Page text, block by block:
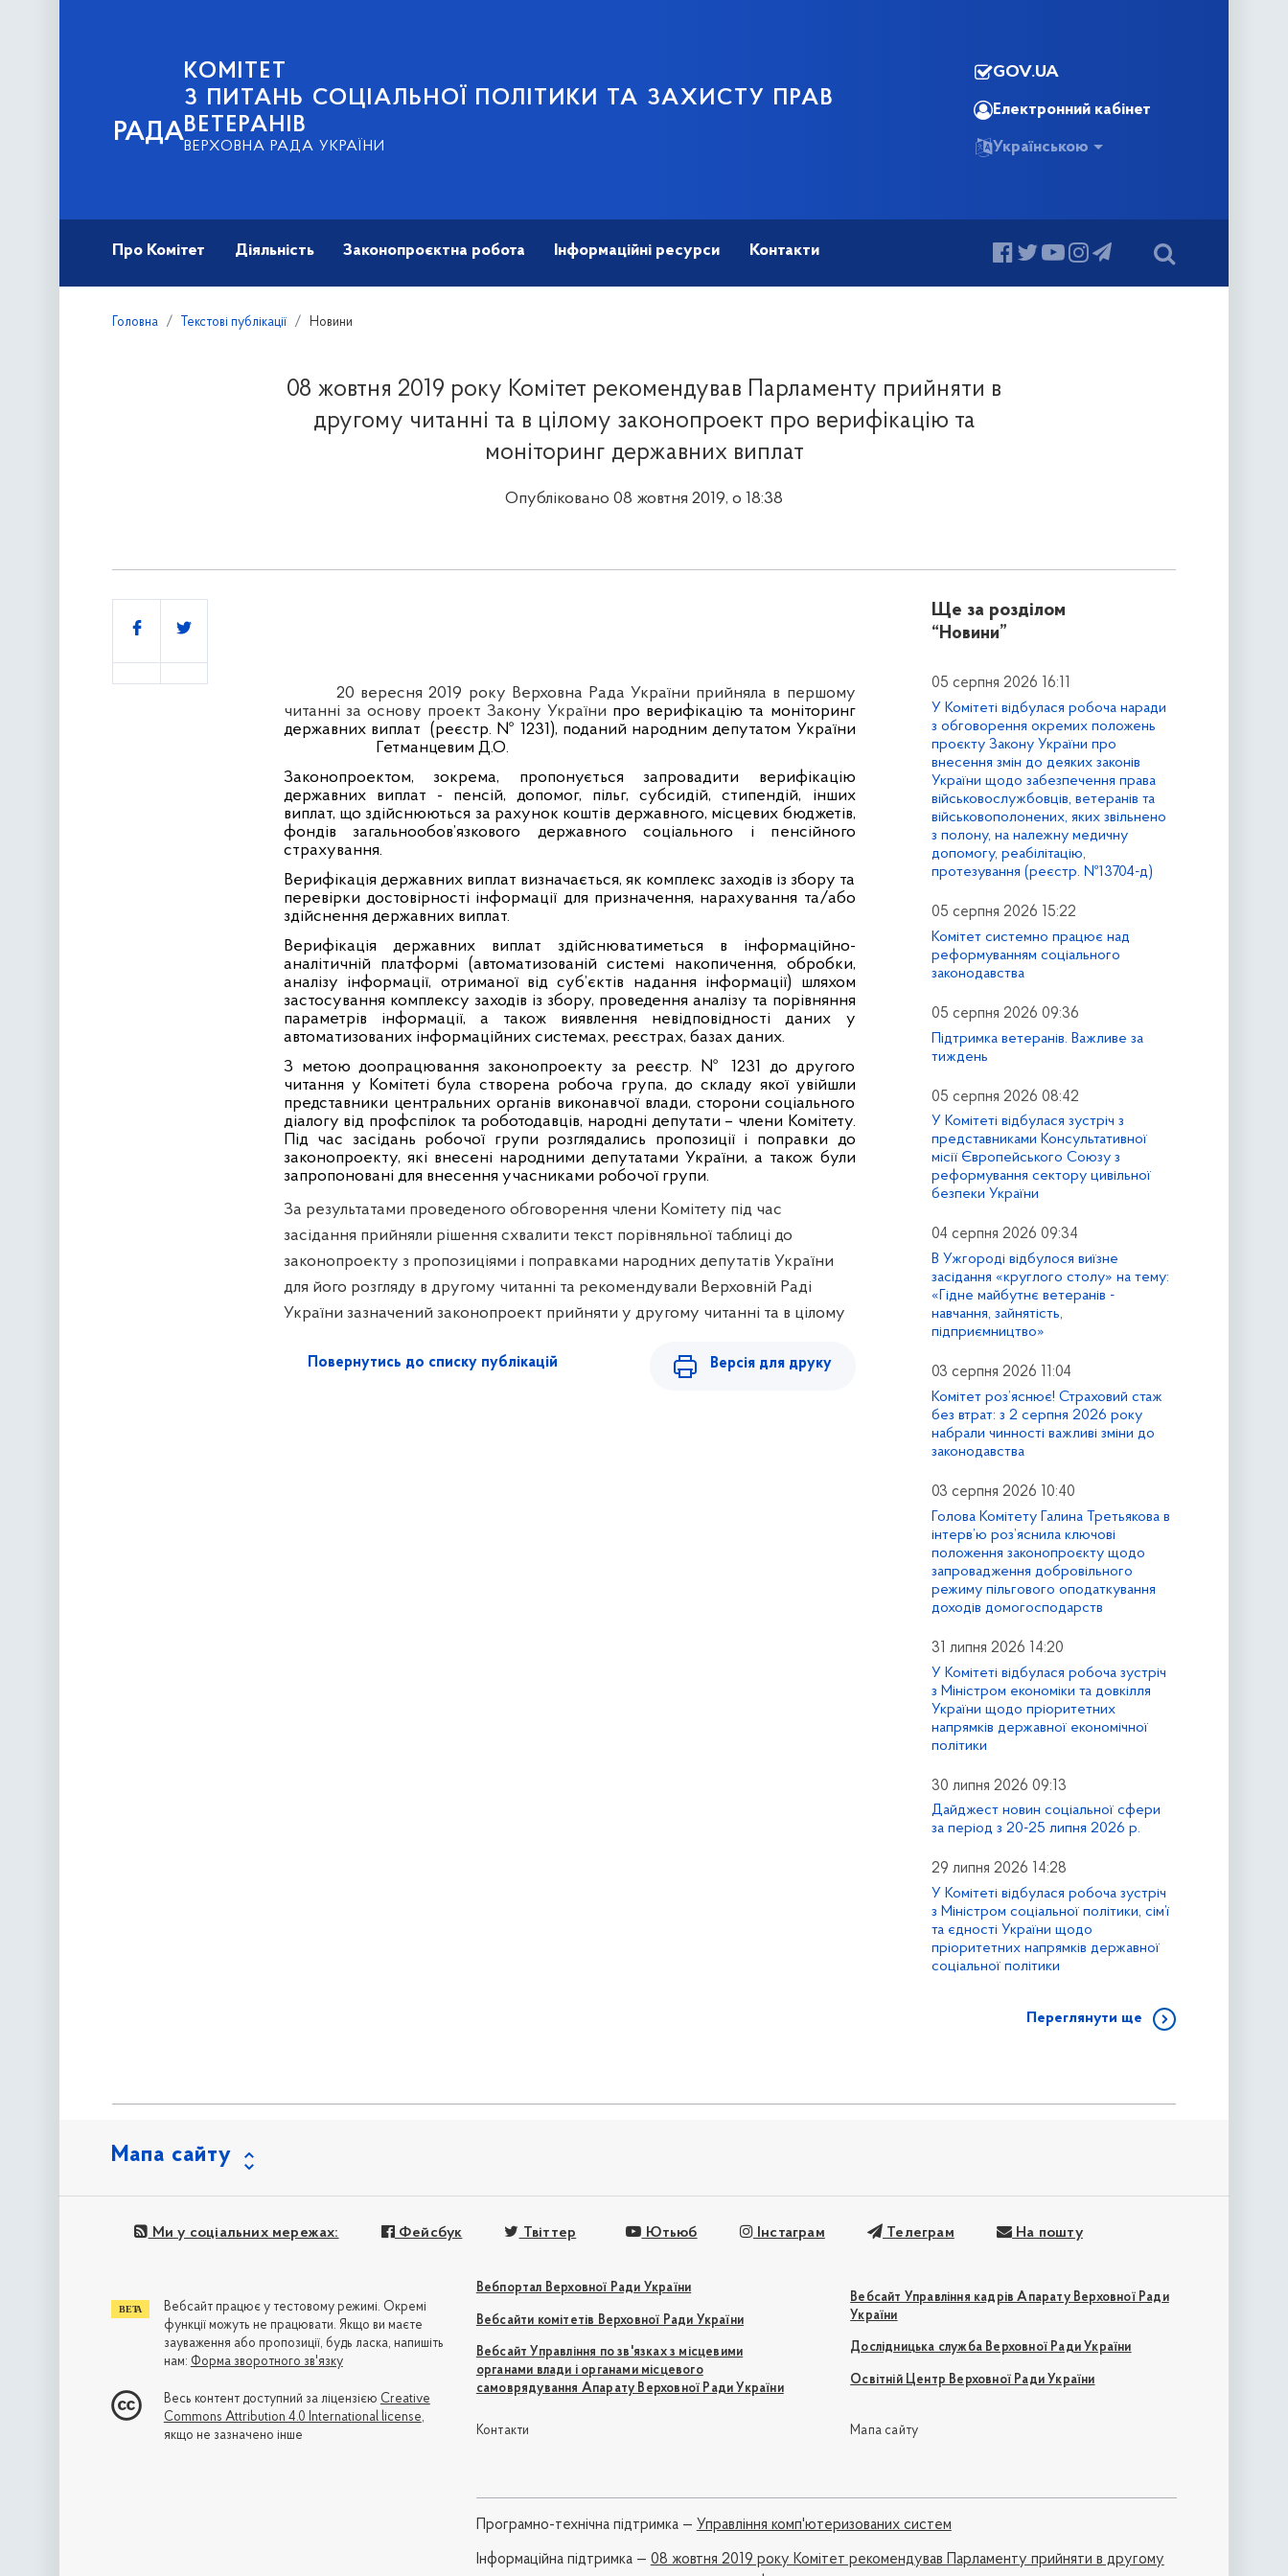
РАДА
КОМІТЕТ
З ПИТАНЬ СОЦІАЛЬНОЇ ПОЛІТИКИ ТА ЗАХИСТУ ПРАВ
ВЕТЕРАНІВ
ВЕРХОВНА РАДА УКРАЇНИ
GOV.UA
Електронний кабінет
Українською
Про Комітет Діяльність Законопроєктна робота Інформаційні ресурси Контакти
Головна Текстові публікації Новини
08 жовтня 2019 року Комітет рекомендував Парламенту прийняти в
другому читанні та в цілому законопроект про верифікацію та
моніторинг державних виплат
Опубліковано 08 жовтня 2019, о 18:38
20 вересня 2019 року Верховна Рада України прийняла в першому
читанні за основу проект Закону України про верифікацію та моніторинг
державних виплат (реєстр. № 1231), поданий народним депутатом України
Гетманцевим Д.О.
Законопроектом, зокрема, пропонується запровадити верифікацію
державних виплат - пенсій, допомог, пільг, субсидій, стипендій, інших
виплат, що здійснюються за рахунок коштів державного, місцевих бюджетів,
фондів загальнообов’язкового державного соціального і пенсійного
страхування.
Верифікація державних виплат визначається, як комплекс заходів із збору та
перевірки достовірності інформації для призначення, нарахування та/або
здійснення державних виплат.
Верифікація державних виплат здійснюватиметься в інформаційно-
аналітичній платформі (автоматизованій системі накопичення, обробки,
аналізу інформації, отриманої від суб’єктів надання інформації) шляхом
застосування комплексу заходів із збору, проведення аналізу та порівняння
параметрів інформації, а також виявлення невідповідності даних у
автоматизованих інформаційних системах, реєстрах, базах даних.
З метою доопрацювання законопроекту за реєстр. № 1231 до другого
читання у Комітеті була створена робоча група, до складу якої увійшли
представники центральних органів виконавчої влади, сторони соціального
діалогу від профспілок та роботодавців, народні депутати – члени Комітету.
Під час засідань робочої групи розглядались пропозиції і поправки до
законопроекту, які внесені народними депутатами України, а також були
запропоновані для внесення учасниками робочої групи.
За результатами проведеного обговорення члени Комітету під час
засідання прийняли рішення схвалити текст порівняльної таблиці до
законопроекту з пропозиціями і поправками народних депутатів України
для його розгляду в другому читанні та рекомендували Верховній Раді
України зазначений законопроект прийняти у другому читанні та в цілому
Поділитись
Повернутись до списку публікацій Версія для друку
Ще за розділом
“Новини”
05 серпня 2026 16:11
У Комітеті відбулася робоча наради
з обговорення окремих положень
проєкту Закону України про
внесення змін до деяких законів
України щодо забезпечення права
військовослужбовців, ветеранів та
військовополонених, яких звільнено
з полону, на належну медичну
допомогу, реабілітацію,
протезування (реєстр. №13704-д)
05 серпня 2026 15:22
Комітет системно працює над
реформуванням соціального
законодавства
05 серпня 2026 09:36
Підтримка ветеранів. Важливе за
тиждень
05 серпня 2026 08:42
У Комітеті відбулася зустріч з
представниками Консультативної
місії Європейського Союзу з
реформування сектору цивільної
безпеки України
04 серпня 2026 09:34
В Ужгороді відбулося виїзне
засідання «круглого столу» на тему:
«Гідне майбутнє ветеранів -
навчання, зайнятість,
підприємництво»
03 серпня 2026 11:04
Комітет роз’яснює! Страховий стаж
без втрат: з 2 серпня 2026 року
набрали чинності важливі зміни до
законодавства
03 серпня 2026 10:40
Голова Комітету Галина Третьякова в
інтерв’ю роз’яснила ключові
положення законопроєкту щодо
запровадження добровільного
режиму пільгового оподаткування
доходів домогосподарств
31 липня 2026 14:20
У Комітеті відбулася робоча зустріч
з Міністром економіки та довкілля
України щодо пріоритетних
напрямків державної економічної
політики
30 липня 2026 09:13
Дайджест новин соціальної сфери
за період з 20-25 липня 2026 р.
29 липня 2026 14:28
У Комітеті відбулася робоча зустріч
з Міністром соціальної політики, сім’ї
та єдності України щодо
пріоритетних напрямків державної
соціальної політики
Переглянути ще
Мапа сайту
Ми у соціальних мережах: Фейсбук Твіттер Ютьюб Інстаграм Телеграм На пошту
Вебпортал Верховної Ради України
Вебсайти комітетів Верховної Ради України
Вебсайт Управління по зв'язках з місцевими
органами влади і органами місцевого
самоврядування Апарату Верховної Ради України
Вебсайт Управління кадрів Апарату Верховної Ради
України
Дослідницька служба Верховної Ради України
Освітній Центр Верховної Ради України
Контакти Мапа сайту
Програмно-технічна підтримка — Управління комп'ютеризованих систем
Iнформаційна підтримка — 08 жовтня 2019 року Комітет рекомендував Парламенту прийняти в другому
Вебсайт працює у тестовому режимі. Окремі
функції можуть не працювати. Якщо ви маєте
зауваження або пропозиції, будь ласка, напишіть
нам: Форма зворотного зв'язку
Весь контент доступний за ліцензією Creative
Commons Attribution 4.0 International license,
якщо не зазначено інше